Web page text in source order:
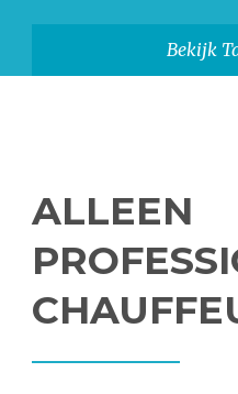
Bekijk
ALLEEN